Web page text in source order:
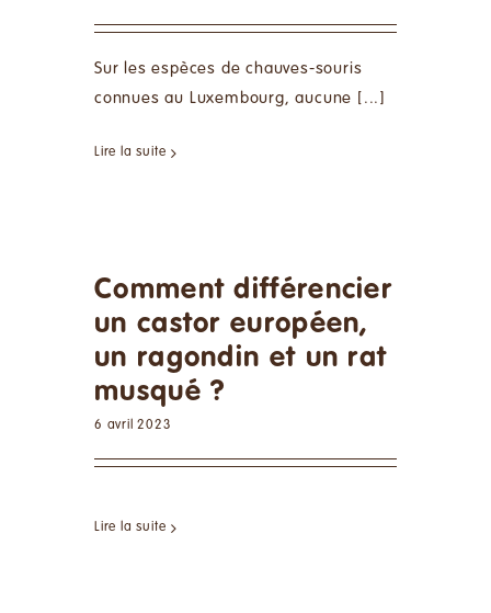
Sur les espèces de chauves-souris
connues au Luxembourg, aucune [...]
Lire la suite
Comment différencier
un castor européen,
un ragondin et un rat
musqué ?
6 avril 2023
Lire la suite